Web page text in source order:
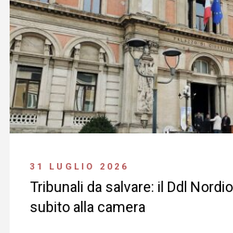
31 LUGLIO 2026
Tribunali da salvare: il Ddl
subito alla camera